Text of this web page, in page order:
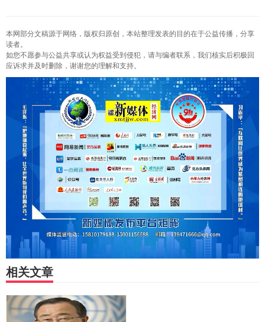
本网部分文稿源于网络，版权归原创，本站整理发表的目的在于公益传播，分享
读者。
如您不愿参与公益共享或认为权益受到侵犯，请与编者联系，我们核实后积极回
应诉求并及时删除，谢谢您的理解和支持。
相关文章